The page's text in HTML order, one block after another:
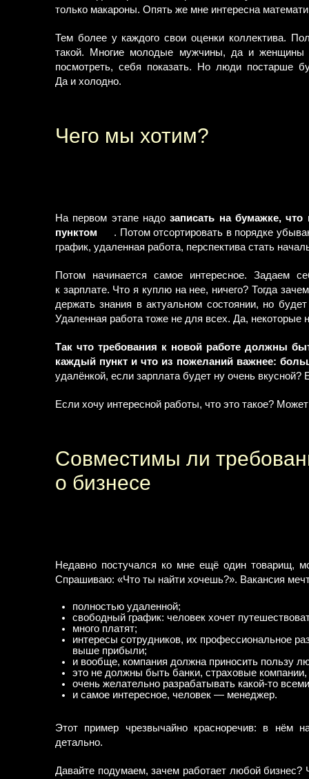
только макароны. Опять же мне интересна
Тем более у каждого свои оценки коллектива.
такой. Многие молодые мужчины, да и женщины
посмотреть, себя показать. Но люди постарше
Да и холодно.
Чего мы хотим?
На первом этапе надозаписать на бумажке,
пунктом
. Потом отсортировать в порядке
график, удаленная работа, перспектива стать
Потом начинается самое интересное. Задаем
к зарплате. Что я куплю на нее, ничего? Тогда
держать знания в актуальном состоянии, но
Удаленная работа тоже не для всех. Да, некоторые
Так что требования к новой работе должны
каждый пункт и что из пожеланий важнее:
удалёнкой, если зарплата будет ну очень
Если хочу интересной работы, что это такое?
Совместимы ли
о бизнесе
Недавно постучался ко мне ещё один товарищ,
Спрашиваю: «Что ты найти хочешь?». Вакансия
полностью удаленной;
свободный график: человек хочет
много платят;
интересы сотрудников, их профессиональное
выше прибыли;
и вообще, компания должна приносить пользу
это не должны быть банки, страховые компании,
очень желательно разрабатывать какой-то
и самое интересное, человек — менеджер.
Этот пример чрезвычайно красноречив: в нём
детально.
Давайте подумаем, зачем работает любой